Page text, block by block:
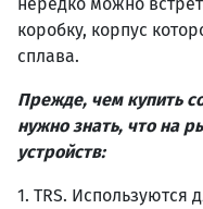
коробку, корпус
сплава.
Прежде, чем купить
нужно знать, что на
устройств:
1. TRS. Используются